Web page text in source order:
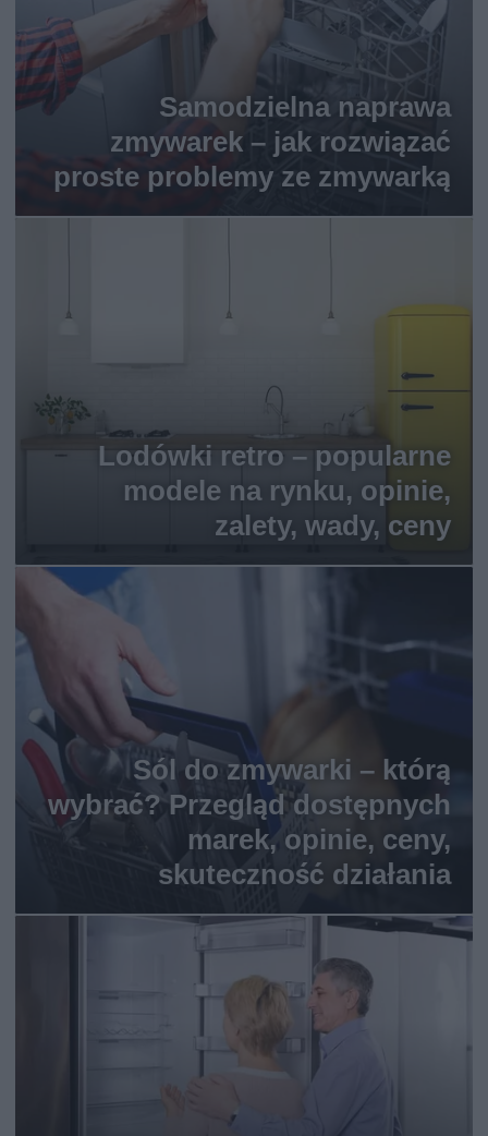
Samodzielna naprawa
zmywarek – jak rozwiązać
proste problemy ze zmywarką
Lodówki retro – popularne
modele na rynku, opinie,
zalety, wady, ceny
Sól do zmywarki – którą
wybrać? Przegląd dostępnych
marek, opinie, ceny,
skuteczność działania